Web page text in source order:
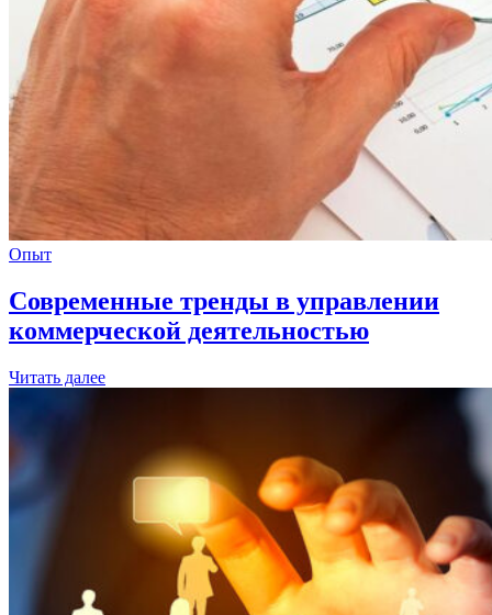
Опыт
Современные тренды в управлении
коммерческой деятельностью
Читать далее